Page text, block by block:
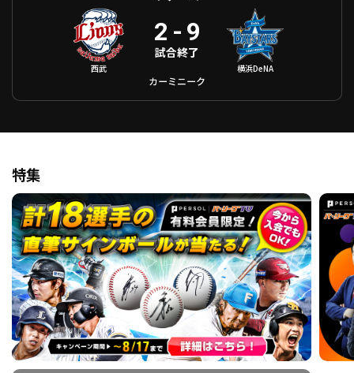
西武
2 - 9
試合終了
横浜DeNA
カーミニーク
特集